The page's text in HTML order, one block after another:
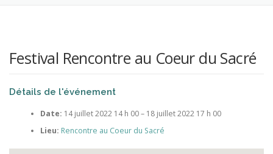
Festival Rencontre au Coeur du Sacré
Détails de l'événement
Date: 14 juillet 2022 14 h 00– 18 juillet 2022 17 h 00
Lieu: Rencontre au Coeur du Sacré